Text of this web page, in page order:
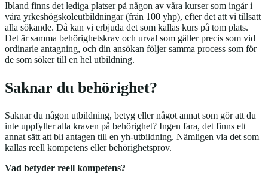
Ibland finns det lediga platser på någon av våra kurser som ingår i
våra yrkeshögskoleutbildningar (från 100 yhp), efter det att vi tillsatt
alla sökande. Då kan vi erbjuda det som kallas kurs på tom plats.
Det är samma behörighetskrav och urval som gäller precis som vid
ordinarie antagning, och din ansökan följer samma process som för
de som söker till en hel utbildning.
Saknar du behörighet?
Saknar du någon utbildning, betyg eller något annat som gör att du
inte uppfyller alla kraven på behörighet? Ingen fara, det finns ett
annat sätt att bli antagen till en yh-utbildning. Nämligen via det som
kallas reell kompetens eller behörighetsprov.
Vad betyder reell kompetens?